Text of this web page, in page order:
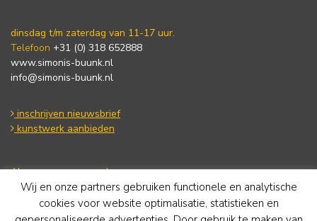
dinsdag t/m zaterdag van 11-17 uur.
Telefoon +31 (0) 318 652888
www.simonis-buunk.nl
info@simonis-buunk.nl
inschrijven nieuwsbrief
kunstwerk aanbieden
Algemene voorwaarden
Privacy statement
Cookie Policy
Disclaimer
Wij en onze partners gebruiken functionele en analytische
cookies voor website optimalisatie, statistieken en